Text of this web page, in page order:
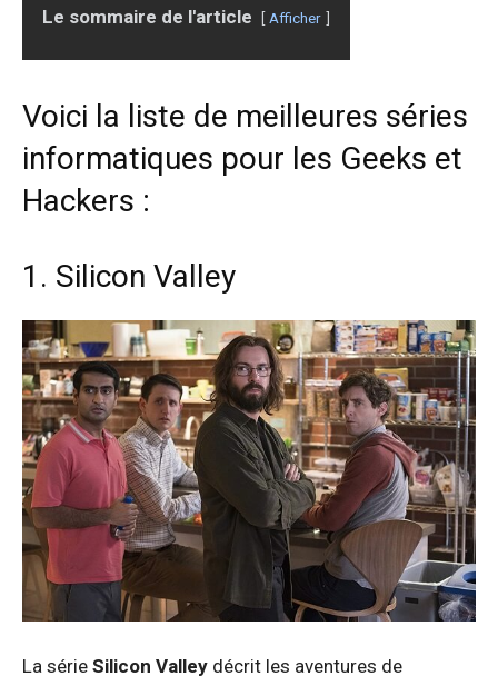
Le sommaire de l'article Afficher
Voici la liste de meilleures séries
informatiques pour les Geeks et
Hackers :
1. Silicon Valley
La série Silicon Valley décrit les aventures de